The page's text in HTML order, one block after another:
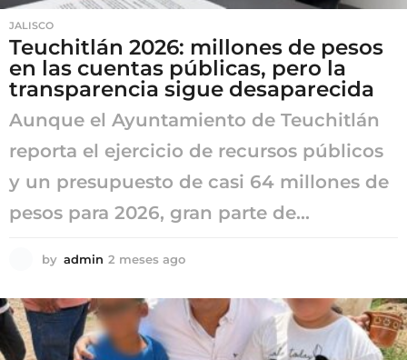
JALISCO
Teuchitlán 2026: millones de pesos
en las cuentas públicas, pero la
transparencia sigue desaparecida
Aunque el Ayuntamiento de Teuchitlán
reporta el ejercicio de recursos públicos
y un presupuesto de casi 64 millones de
pesos para 2026, gran parte de...
by admin 2 meses ago
s
e